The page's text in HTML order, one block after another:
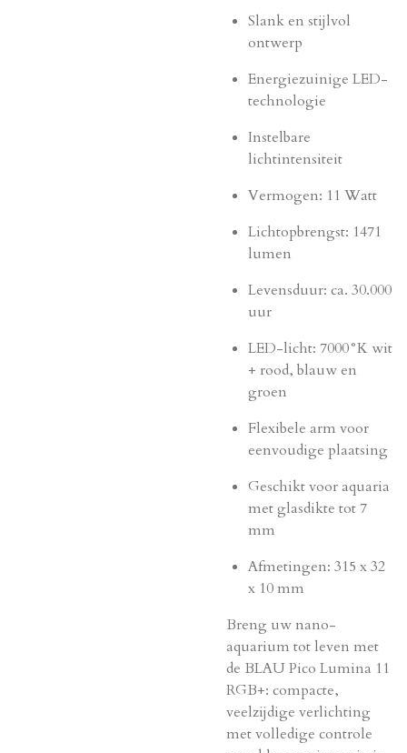
Slank en stijlvol
ontwerp
Energiezuinige LED-
technologie
Instelbare
lichtintensiteit
Vermogen: 11 Watt
Lichtopbrengst: 1471
lumen
Levensduur: ca. 30.000
uur
LED-licht: 7000°K wit
+ rood, blauw en
groen
Flexibele arm voor
eenvoudige plaatsing
Geschikt voor aquaria
met glasdikte tot 7
mm
Afmetingen: 315 x 32
x 10 mm
Breng uw nano-
aquarium tot leven met
de BLAU Pico Lumina 11
RGB+: compacte,
veelzijdige verlichting
met volledige controle